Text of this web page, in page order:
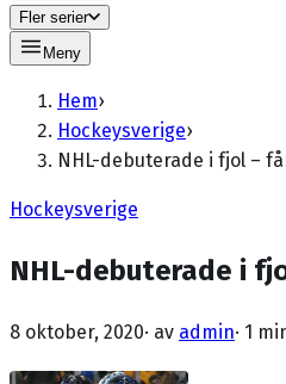
Fler serier
Meny
Hem›
Hockeysverige›
NHL-debuterade i fjol –
Hockeysverige
NHL-debuterade i
8 oktober, 2020· av admin· 1